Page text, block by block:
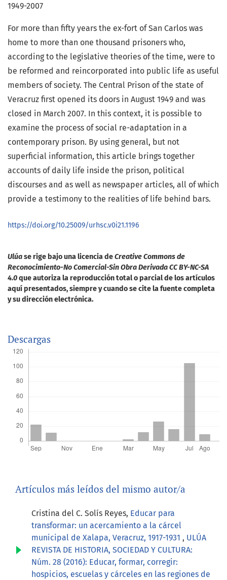
1949-2007
For more than fifty years the ex-fort of San Carlos was
home to more than one thousand prisoners who,
according to the legislative theories of the time, were to
be reformed and reincorporated into public life as useful
members of society. The Central Prison of the state of
Veracruz first opened its doors in August 1949 and was
closed in March 2007. In this context, it is possible to
examine the process of social re-adaptation in a
contemporary prison. By using general, but not
superficial information, this article brings together
accounts of daily life inside the prison, political
discourses and as well as newspaper articles, all of which
provide a testimony to the realities of life behind bars.
https://doi.org/10.25009/urhsc.v0i21.1196
Ulúase rige bajo una licencia deCreative Commons de
Reconocimiento-No Comercial-Sin Obra Derivada CC BY-NC-SA
4.0que autoriza la reproducción total o parcial de los artículos
aquí presentados, siempre y cuando se cite la fuente completa
y su dirección electrónica.
Descargas
Artículos más leídos del mismo autor/a
Cristina del C. Solís Reyes, Educar para
transformar: un acercamiento a la cárcel
municipal de Xalapa, Veracruz, 1917-1931 , ULÚA
REVISTA DE HISTORIA, SOCIEDAD Y CULTURA:
Núm. 28 (2016): Educar, formar, corregir:
hospicios, escuelas y cárceles en las regiones de